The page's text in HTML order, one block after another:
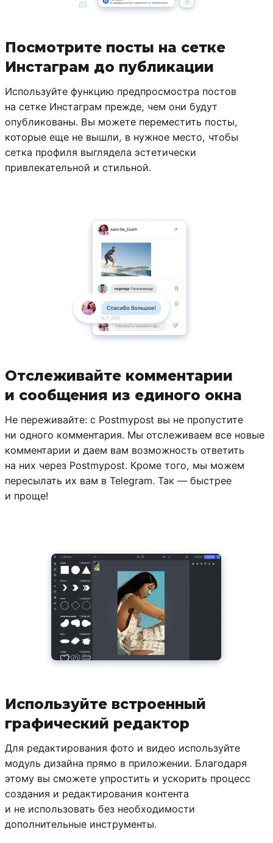
Посмотрите посты на сетке
Инстаграм до публикации
Используйте функцию предпросмостра постов
на сетке Инстаграм прежде, чем они будут
опубликованы. Вы можете переместить посты,
которые еще не вышли, в нужное место, чтобы
сетка профиля выглядела эстетически
привлекательной и стильной.
Отслеживайте комментарии
и сообщения из единого окна
Не переживайте: с Postmypost вы не пропустите
ни одного комментария. Мы отслеживаем все новые
комментарии и даем вам возможность ответить
на них через Postmypost. Кроме того, мы можем
пересылать их вам в Telegram. Так — быстрее
и проще!
Используйте встроенный
графический редактор
Для редактирования фото и видео используйте
модуль дизайна прямо в приложении. Благодаря
этому вы сможете упростить и ускорить процесс
создания и редактирования контента
и не использовать без необходимости
дополнительные инструменты.